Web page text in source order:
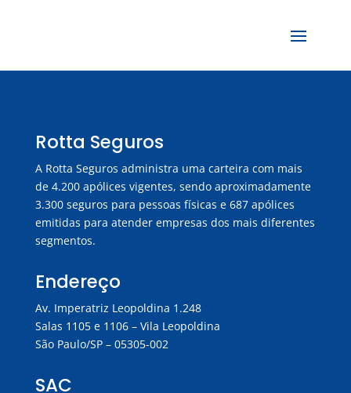
Rotta Seguros
A Rotta Seguros administra uma carteira com mais
de 4.200 apólices vigentes, sendo aproximadamente
3.300 seguros para pessoas físicas e 687 apólices
emitidas para atender empresas dos mais diferentes
segmentos.
Endereço
Av. Imperatriz Leopoldina 1.248
Salas 1105 e 1106 – Vila Leopoldina
São Paulo/SP – 05305-002
SAC